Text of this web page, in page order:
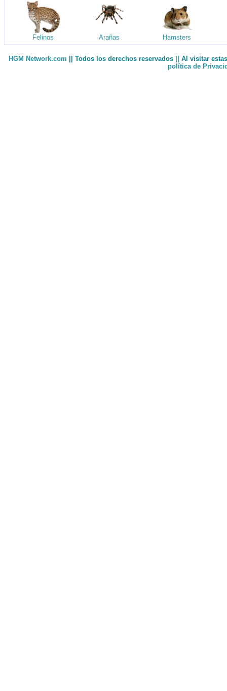
Felinos Arañas Hamsters
HGM Network.com || Todos los derechos reservados || Al visitar
política de